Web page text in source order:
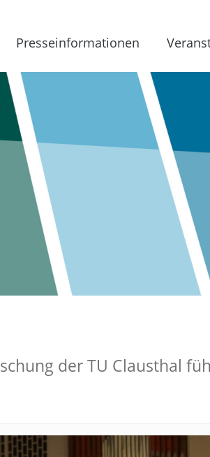
Presseinformationen
der TU Clausthal